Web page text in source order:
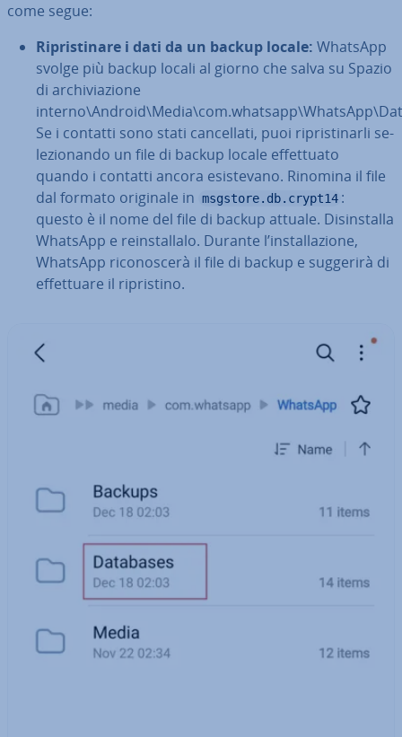
come segue:
Ri­pri­sti­na­re i dati da un backup locale: WhatsApp
svolge più backup locali al giorno che salva su Spazio
di ar­chi­via­zio­ne
Se i contatti sono stati can­cel­la­ti, puoi ri­pri­sti­nar­li se­
le­zio­nan­do un file di backup locale ef­fet­tua­to
quando i contatti ancora esi­ste­va­no. Rinomina il file
dal formato originale in msgstore.db.crypt14 :
questo è il nome del file di backup attuale. Di­sin­stal­la
WhatsApp e rein­stal­la­lo. Durante l’in­stal­la­zio­ne,
WhatsApp ri­co­no­sce­rà il file di backup e suggerirà di
ef­fet­tua­re il ri­pri­sti­no.